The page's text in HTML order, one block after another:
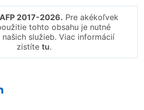
2017-2026. Pre akékoľvek
tohto obsahu je nutné
služieb. Viac informácií
zistíte tu.